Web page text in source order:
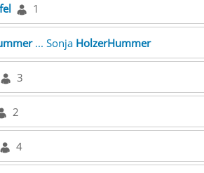
1
... Sonja HolzerHummer
3
2
4